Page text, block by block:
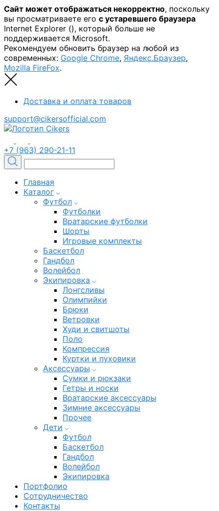
Сайт может отображаться некорректно, поскольку
вы просматриваете его с устаревшего браузера
Internet Explorer (), который больше не
поддерживается Microsoft.
Рекомендуем обновить браузер на любой из
современных: Google Chrome, Яндекс.Браузер,
Mozilla FireFox.
Доставка и оплата товаров
support@cikersofficial.com
+7 (963) 290-21-11
Главная
Каталог
Футбол
Футболки
Вратарские футболки
Шорты
Игровые комплекты
Баскетбол
Гандбол
Волейбол
Экипировка
Лонгсливы
Олимпийки
Брюки
Ветровки
Худи и свитшоты
Поло
Компрессия
Куртки и пуховики
Аксессуары
Сумки и рюкзаки
Гетры и носки
Вратарские аксессуары
Зимние аксессуары
Прочее
Дети
Футбол
Баскетбол
Гандбол
Волейбол
Экипировка
Портфолио
Сотрудничество
Контакты